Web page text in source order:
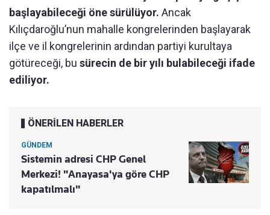
başlayabileceği öne sürülüyor. Ancak
Kılıçdaroğlu’nun mahalle kongrelerinden başlayarak
ilçe ve il kongrelerinin ardından partiyi kurultaya
götüreceği, bu sürecin de bir yılı bulabileceği ifade
ediliyor.
ÖNERİLEN HABERLER
GÜNDEM
Sistemin adresi CHP Genel
Merkezi! "Anayasa'ya göre CHP
kapatılmalı"